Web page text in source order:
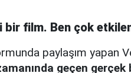
bir film. Ben çok
paylaşım yapan
geçen